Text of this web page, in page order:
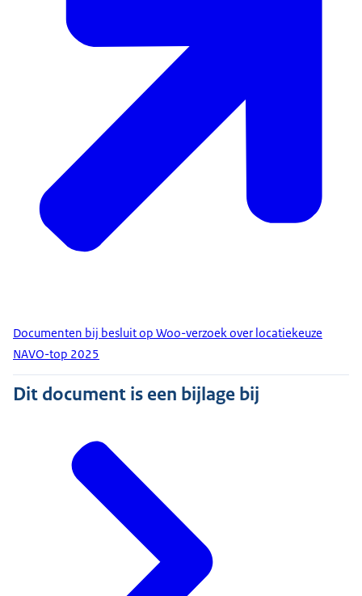
Documenten bij besluit op Woo-verzoek over locatiekeuze
NAVO-top 2025
Dit document is een bijlage bij